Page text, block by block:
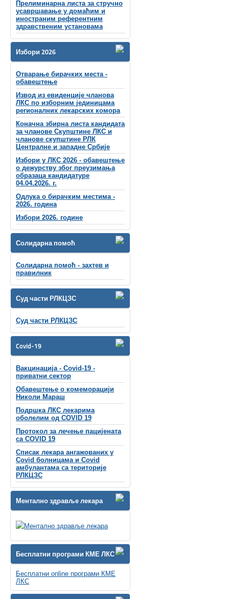
Прелиминарна листа за стручно
усавршавање у домаћим и
иностраним референтним
здравственим установама
Избори 2026
Отварање бирачких места -
обавештење
Извод из евиденције чланова
ЛКС по изборним јединицама
регионалних лекарских комора
Коначна збирна листа кандидата
за чланове Скупштине ЛКС и
чланове скупштинe РЛК
Централне и западне Србије
Избори у ЛКС 2026 - обавештење
о дежурству због преузимања
образаца кандидатуре
04.04.2026. г.
Одлука о бирачким местима -
2026. година
Избори 2026. године
Солидарна помоћ
Солидарна помоћ - захтев и
правилник
Суд части РЛКЦЗС
Суд части РЛКЦЗС
Covid-19
Вакцинација - Covid-19 -
приватни сектор
Обавештење о комеморацији
Николи Мараш
Подршка ЛКС лекарима
оболелим од COVID 19
Протокол за лечење пацијената
са COVID 19
Списак лекара ангажованих у
Covid болницама и Covid
амбулантама са територије
РЛКЦЗС
Ментално здравље лекара
Бесплатни програми КМЕ ЛКС
Бесплатни online програми КМЕ
ЛКС